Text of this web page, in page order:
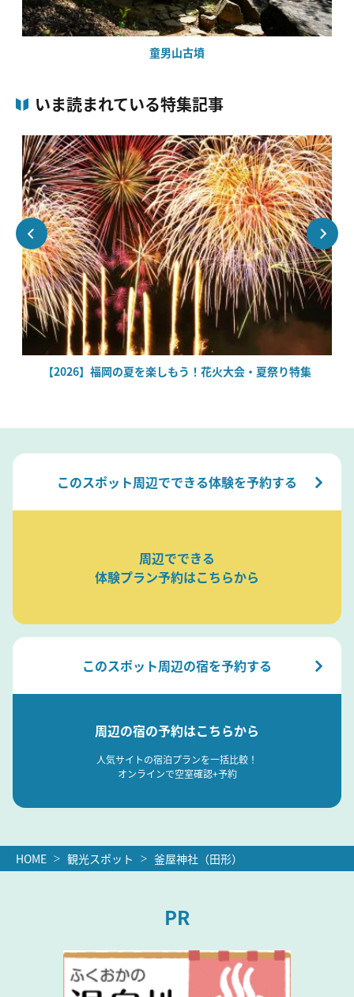
童男山古墳
いま読まれている特集記事
【2026】福岡の夏を楽しもう！花火大会・夏祭り特集
このスポット周辺でできる体験を予約する
周辺でできる
体験プラン予約はこちらから
このスポット周辺の宿を予約する
周辺の宿の予約はこちらから
人気サイトの宿泊プランを一括比較！
オンラインで空室確認+予約
HOME 観光スポット 釜屋神社（田形）
PR